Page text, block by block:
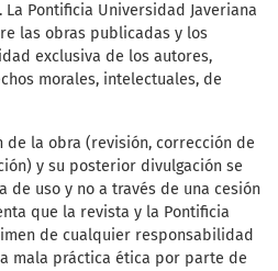
Pontificia Universidad Javeriana
las obras publicadas y los
exclusiva de los autores,
morales, intelectuales, de
de la obra (revisión, corrección de
y su posterior divulgación se
de uso y no a través de una cesión
que la revista y la Pontificia
de cualquier responsabilidad
mala práctica ética por parte de